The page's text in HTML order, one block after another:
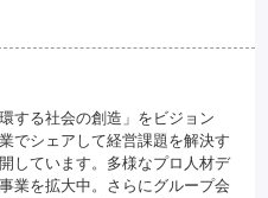
する社会の創造」をビジョン
でシェアして経営課題を解決す
しています。多様なプロ人材デ
業を拡大中。さらにグループ会